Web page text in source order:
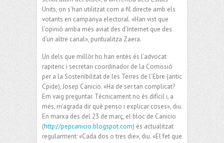
Units, on s’han utilitzat com a fil directe amb els
votants en campanya electoral. «Han vist que
l’opinió arriba més aviat des d’Internet que des
d’un altre canal», puntualitza Zaera.
Un dels que millòr ho han entès és l’advocat
rapitenc i secretari coordinador de la Comissió
per a la Sostenibilitat de les Terres de l’Ebre (antic
Cpide), Josep Canicio. «Ha de ser tan complicat?
Em vaig preguntar. Tècnicament no és difícil i, a
més, m’agrada dir què penso i explicar coses», diu.
En marxa des del 23 de març, el bloc de Canicio
(http://pepcanicio.blogspot.com) és actualitzat
regularment: «Cada dos o tres die», diu. «El fet que